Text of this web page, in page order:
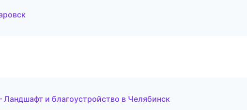
и благоустройство в Челябинск